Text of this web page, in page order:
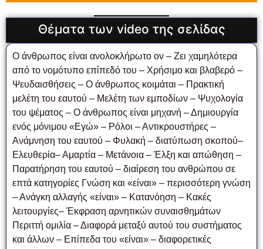
Θέματα των video της σελίδας
Ο άνθρωπος είναι ανολοκλήρωτο ον – Ζει χαμηλότερα
από το νομότυπο επίπεδό του – Χρήσιμο και βλαβερό –
Ψευδαισθήσεις – Ο άνθρωπος κοιμάται – Πρακτική
μελέτη του εαυτού – Μελέτη των εμποδίων – Ψυχολογία
του ψέματος – Ο άνθρωπος είναι μηχανή – Δημιουργία
ενός μόνιμου «Εγώ» – Ρόλοι – Αντικρουστήρες –
Ανάμνηση του εαυτού – Φυλακή – διατύπωση σκοπού–
Ελευθερία– Αμαρτία – Μετάνοια – Έλξη και απώθηση –
Παρατήρηση του εαυτού – διαίρεση του ανθρώπου σε
επτά κατηγορίες Γνώση και «είναι» – περισσότερη γνώση
– Ανάγκη αλλαγής «είναι» – Κατανόηση – Κακές
λειτουργίες– Έκφραση αρνητικών συναισθημάτων
Περιττή ομιλία – Διαφορά μεταξύ αυτού του συστήματος
και άλλων – Επίπεδα του «είναι» – διαφορετικές